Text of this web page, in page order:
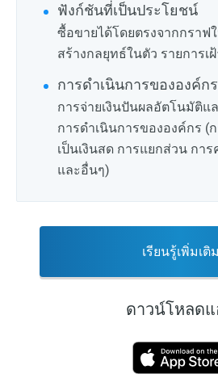
ฟังก์ชันที่เป็นประโยชน์
ซื้อขายได้โดยตรงจากกราฟ
สร้างกลยุทธ์ในตัว รายการเ
การดำเนินการขององค์กร
การจ่ายเงินปันผลอัตโนมัติ
การดำเนินการขององค์กร (
เป็นเงินสด การแยกส่วน กา
และอื่นๆ)
เรียนรู้เพิ่มเติม
ดาวน์โหลด